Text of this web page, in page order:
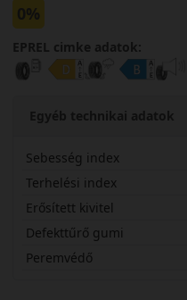
0%
EPREL cimke adatok:
Egyéb technikai adatok
Sebesség index
Terhelési index
Erősített kivitel
Defekttűrő gumi
Peremvédő